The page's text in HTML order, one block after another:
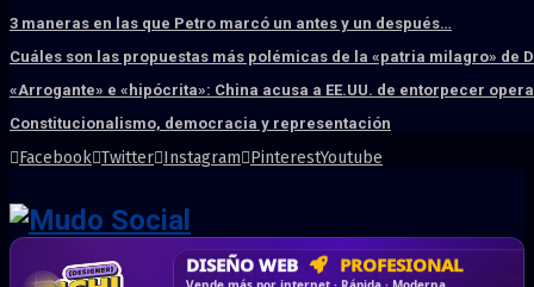
3 maneras en las que Petro marcó un antes y un después…
Cuáles son las propuestas más polémicas de la «patria milagro» de
«Arrogante» e «hipócrita»: China acusa a EE.UU. de entorpecer
Constitucionalismo, democracia y representación
Facebook Twitter Instagram PinterestYoutube
HOSTING SSD SÚPER RÁPIDO
DISEÑO WEB PROFESIONAL
CRM & DASHBOARD A MEDIDA
CORREO CORPORATIVO